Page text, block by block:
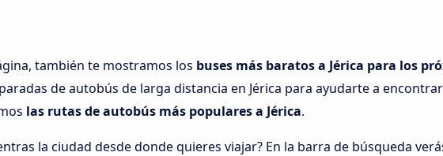
también te mostramos los buses más baratos a Jérica para los
de autobús de larga distancia en Jérica para ayudarte a
las rutas de autobús más populares a Jérica.
la ciudad desde donde quieres viajar? En la barra de búsqueda